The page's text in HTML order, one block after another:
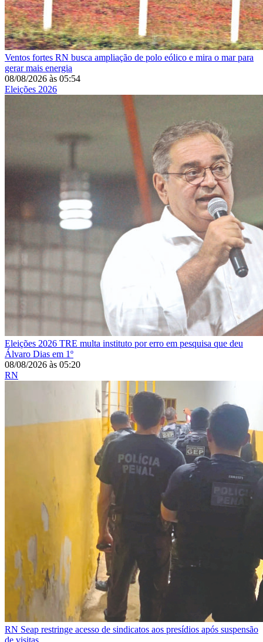
Ventos fortes RN busca ampliação de polo eólico e mira o mar para
gerar mais energia
08/08/2026 às 05:54
Eleições 2026
Eleições 2026 TRE multa instituto por erro em pesquisa que deu
Álvaro Dias em 1º
08/08/2026 às 05:20
RN
RN Seap restringe acesso de sindicatos aos presídios após suspensão
de visitas